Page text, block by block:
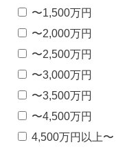
〜1,500万円
〜2,000万円
〜2,500万円
〜3,000万円
〜3,500万円
〜4,500万円
4,500万円以上〜